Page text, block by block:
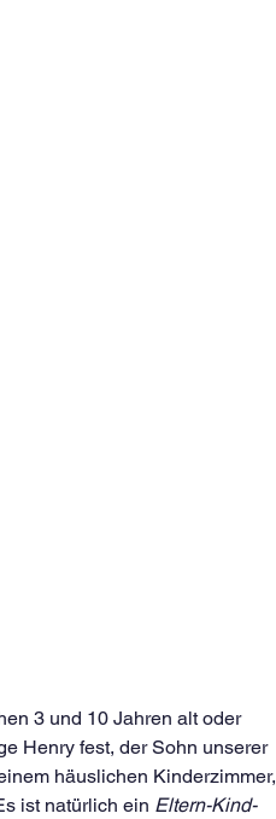
3 und 10 Jahren alt oder
Henry fest, der Sohn unserer
häuslichen Kinderzimmer,
ist natürlich ein Eltern-Kind-